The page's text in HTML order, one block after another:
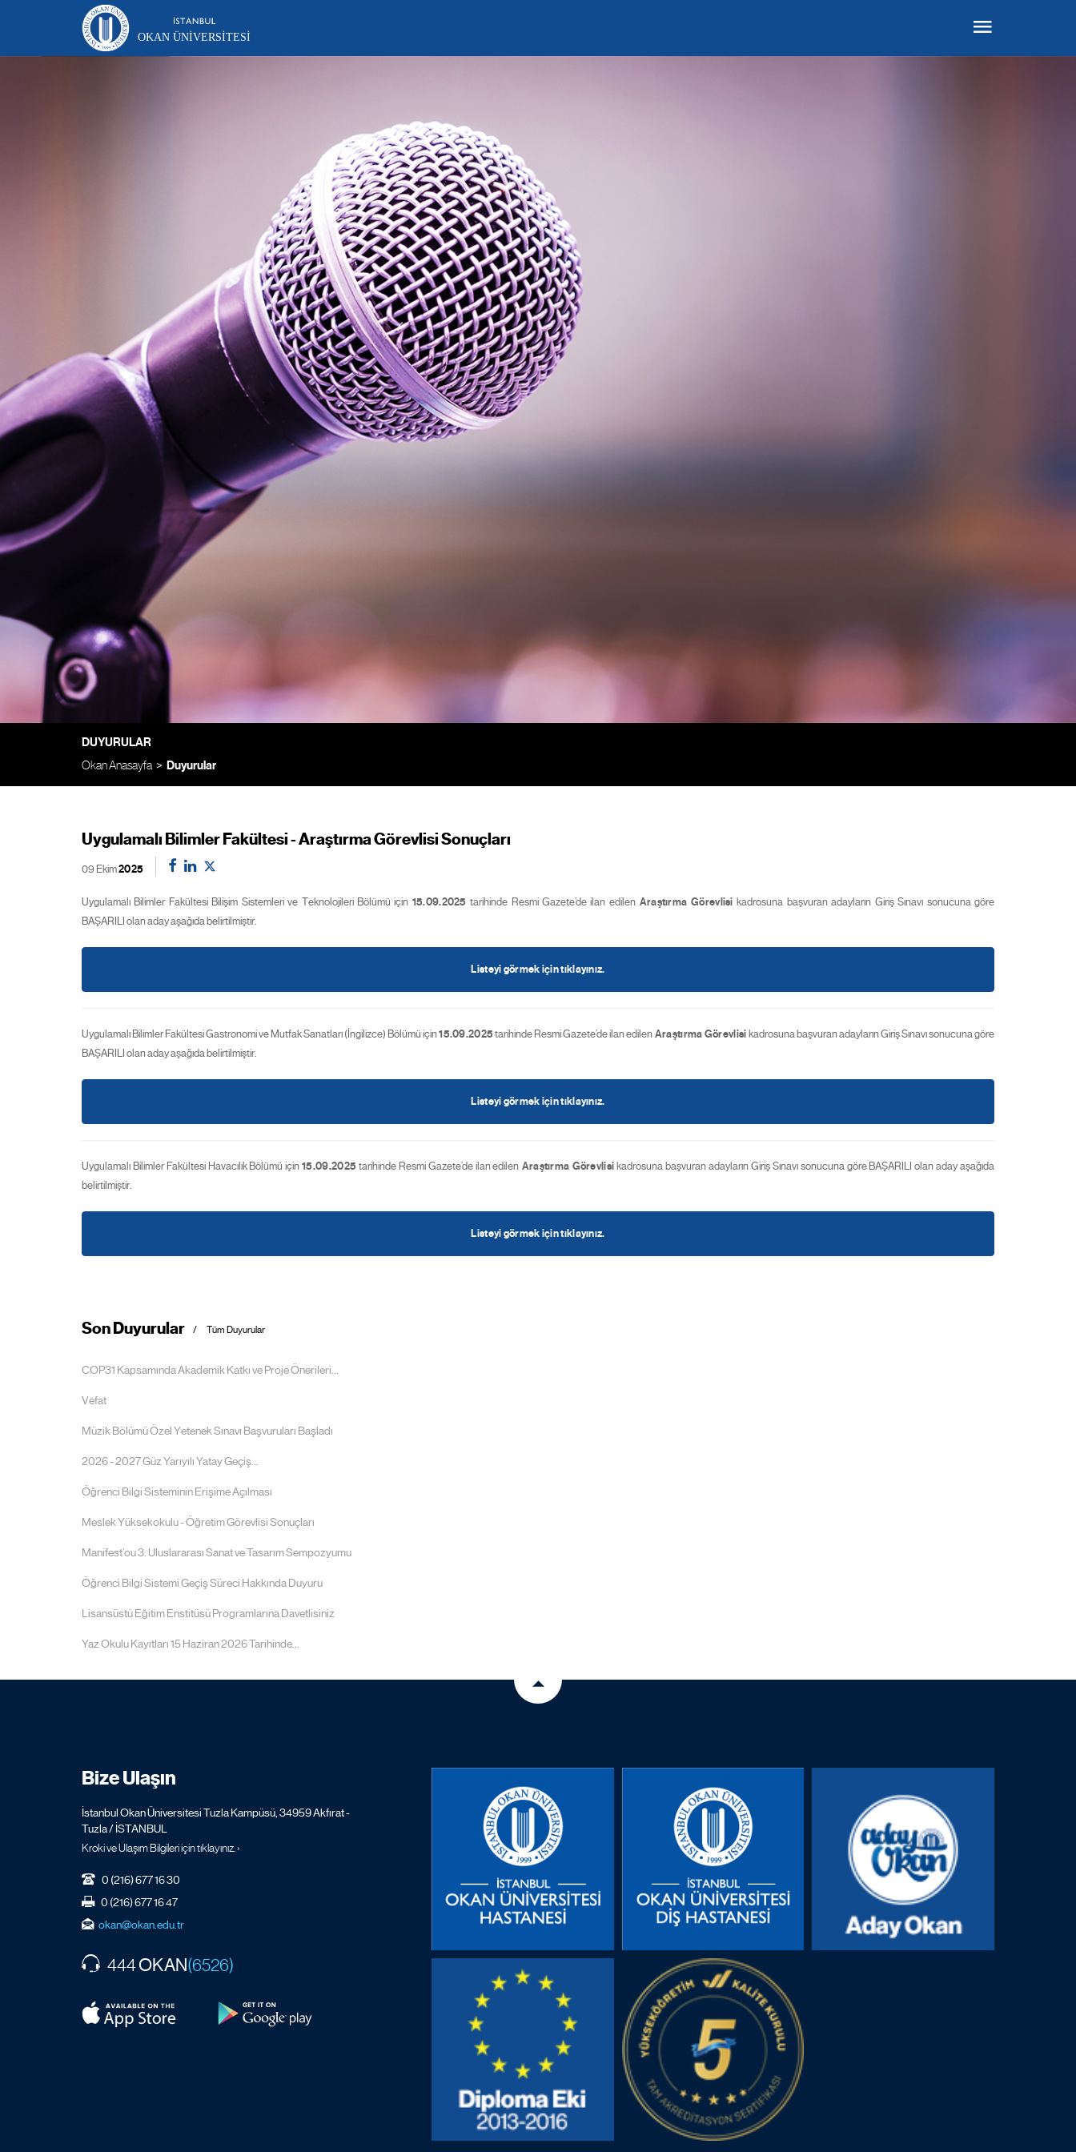
OKAN ÜNIVERSITESI
DUYURULAR
Okan Anasayfa Duyurular
Uygulamalı Bilimler Fakültesi - Araştırma Görevlisi Sonuçları
09 Ekim2025
Uygulamalı Bilimler Fakültesi Bilişim Sistemleri ve Teknolojileri Bölümü için 15.09.2025 tarihinde Resmi Gazete’de ilan edilenAraştırma Görevlisikadrosuna başvuran adayların Giriş Sınavı sonucuna göre
BAŞARILI olan aday aşağıda belirtilmiştir.
Listeyi görmek için tıklayınız.
Uygulamalı Bilimler Fakültesi Gastronomi ve Mutfak Sanatları (İngilizce) Bölümü için15.09.2025tarihinde Resmi Gazete’de ilan edilen Araştırma Görevlisi kadrosuna başvuran adayların Giriş Sınavı sonucuna göre
BAŞARILI olan aday aşağıda belirtilmiştir.
Listeyi görmek için tıklayınız.
Uygulamalı Bilimler Fakültesi Havacılık Bölümü için15.09.2025 tarihinde Resmi Gazete’de ilan edilen Araştırma Görevlisikadrosuna başvuran adayların Giriş Sınavı sonucuna göre BAŞARILI olan aday aşağıda
belirtilmiştir.
Listeyi görmek için tıklayınız.
Son Duyurular Tüm Duyurular
COP31 Kapsamında Akademik Katkı ve Proje Önerileri...
Vefat
Müzik Bölümü Özel Yetenek Sınavı Başvuruları Başladı
2026 - 2027 Güz Yarıyılı Yatay Geçiş...
Öğrenci Bilgi Sisteminin Erişime Açılması
Meslek Yüksekokulu - Öğretim Görevlisi Sonuçları
Manifest’ou 3. Uluslararası Sanat ve Tasarım Sempozyumu
Öğrenci Bilgi Sistemi Geçiş Süreci Hakkında Duyuru
Lisansüstü Eğitim Enstitüsü Programlarına Davetlisiniz
Yaz Okulu Kayıtları 15 Haziran 2026 Tarihinde...
Bize Ulaşın
İstanbul Okan Üniversitesi Tuzla Kampüsü, 34959 Akfırat -
Tuzla / İSTANBUL
Kroki ve Ulaşım Bilgileri için tıklayınız. ›
0 (216) 677 16 30
0 (216) 677 16 47
okan@okan.edu.tr
444OKAN(6526)